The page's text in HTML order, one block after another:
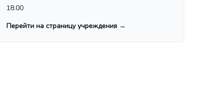
18.00
Перейти на страницу учреждения →